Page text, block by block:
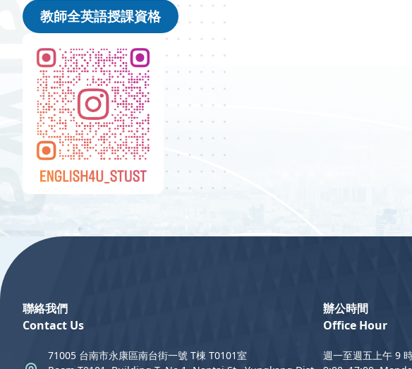
教師全英語授課資格
:::
聯絡我們
Contact Us
71005 台南市永康區南台街一號 T棟 T0101室
辦公時間
Office Hour
週一至週五上午 9